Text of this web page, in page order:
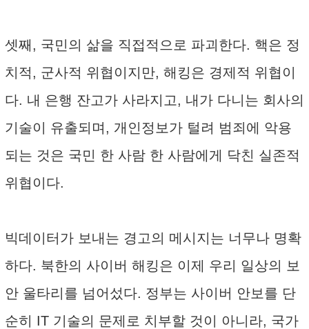
셋째, 국민의 삶을 직접적으로 파괴한다. 핵은 정
치적, 군사적 위협이지만, 해킹은 경제적 위협이
다. 내 은행 잔고가 사라지고, 내가 다니는 회사의
기술이 유출되며, 개인정보가 털려 범죄에 악용
되는 것은 국민 한 사람 한 사람에게 닥친 실존적
위협이다.
빅데이터가 보내는 경고의 메시지는 너무나 명확
하다. 북한의 사이버 해킹은 이제 우리 일상의 보
안 울타리를 넘어섰다. 정부는 사이버 안보를 단
순히 IT 기술의 문제로 치부할 것이 아니라, 국가